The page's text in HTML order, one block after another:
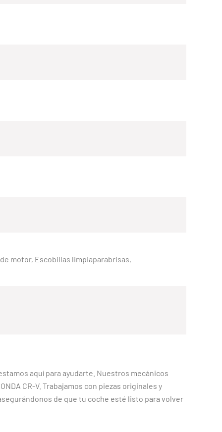
motor, Escobillas limpiaparabrisas,
aquí para ayudarte. Nuestros mecánicos
CR-V. Trabajamos con piezas originales y
de que tu coche esté listo para volver